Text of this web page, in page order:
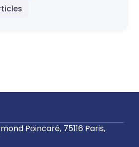
Poincaré, 75116 Paris,